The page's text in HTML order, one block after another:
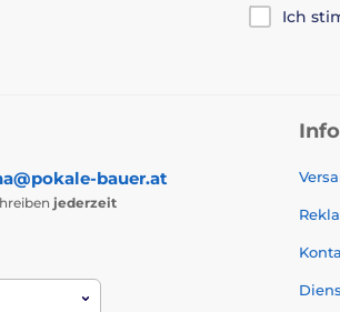
Ich
bauer.at
jederzeit